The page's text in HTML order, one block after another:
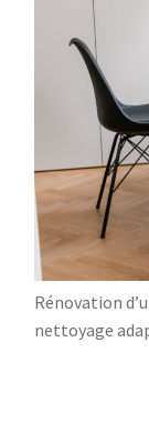
Rénovation
nettoyage